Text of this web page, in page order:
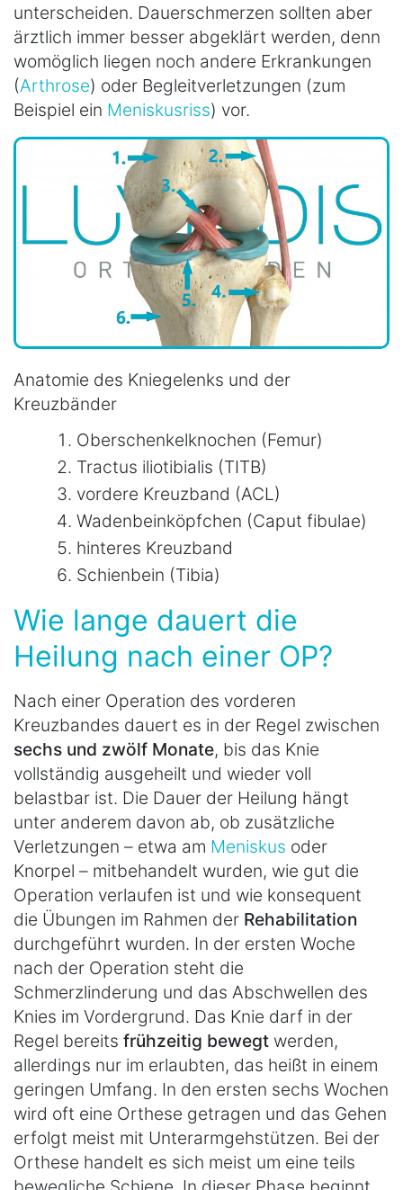
unterscheiden. Dauerschmerzen sollten aber
ärztlich immer besser abgeklärt werden, denn
womöglich liegen noch andere Erkrankungen
(Arthrose) oder Begleitverletzungen (zum
Beispiel ein Meniskusriss) vor.
Anatomie des Kniegelenks und der
Kreuzbänder
Oberschenkelknochen (Femur)
Tractus iliotibialis (TITB)
vordere Kreuzband (ACL)
Wadenbeinköpfchen (Caput fibulae)
hinteres Kreuzband
Schienbein (Tibia)
Wie lange dauert die
Heilung nach einer OP?
Nach einer Operation des vorderen
Kreuzbandes dauert es in der Regel zwischen
sechs und zwölf Monate, bis das Knie
vollständig ausgeheilt und wieder voll
belastbar ist. Die Dauer der Heilung hängt
unter anderem davon ab, ob zusätzliche
Verletzungen – etwa am Meniskus oder
Knorpel – mitbehandelt wurden, wie gut die
Operation verlaufen ist und wie konsequent
die Übungen im Rahmen der Rehabilitation
durchgeführt wurden. In der ersten Woche
nach der Operation steht die
Schmerzlinderung und das Abschwellen des
Knies im Vordergrund. Das Knie darf in der
Regel bereits frühzeitig bewegt werden,
allerdings nur im erlaubten, das heißt in einem
geringen Umfang. In den ersten sechs Wochen
wird oft eine Orthese getragen und das Gehen
erfolgt meist mit Unterarmgehstützen. Bei der
Orthese handelt es sich meist um eine teils